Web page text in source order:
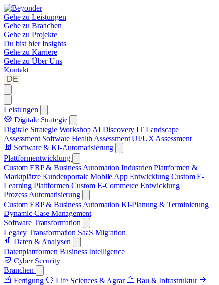
Gehe zu Leistungen
Gehe zu Branchen
Gehe zu Projekte
Du bist hierInsights
Gehe zu Karriere
Gehe zu Über Uns
Kontakt
DE
Leistungen
Digitale Strategie
Digitale Strategie Workshop AI Discovery IT Landscape
Assessment Software Health Assessment UI/UX Assessment
Software & KI-Automatisierung
Plattformentwicklung
Custom ERP & Business Automation Industrien Plattformen &
Marktplätze Kundenportale Mobile App Entwicklung Custom E-
Learning Plattformen Custom E-Commerce Entwicklung
Prozess Automatisierung
Custom ERP & Business Automation KI-Planung & Terminierung
Dynamic Case Management
Software Transformation
Legacy Transformation SaaS Migration
Daten & Analysen
Datenplattformen Business Intelligence
Cyber Security
Branchen
Fertigung
Life Sciences & Agrar
Bau & Infrastruktur